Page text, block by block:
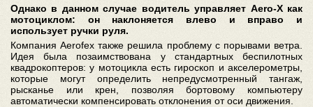
Однако в данном случае водитель управляет Aero-X как
мотоциклом: он наклоняется влево и вправо и
использует ручки руля.
Компания Aerofex также решила проблему с порывами ветра.
Идея была позаимствована у стандартных беспилотных
квадрокоптеров: у мотоцикла есть гироскоп и акселерометры,
которые могут определить непредусмотренный тангаж,
рысканье или крен, позволяя бортовому компьютеру
автоматически компенсировать отклонения от оси движения.